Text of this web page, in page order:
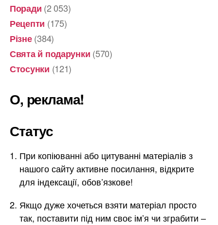
Поради (2 053)
Рецепти (175)
Різне(384)
Свята й подарунки (570)
Стосунки (121)
О, реклама!
Статус
При копіюванні або цитуванні матеріалів з
нашого сайту активне посилання, відкрите
для індексації, обов’язкове!
Якщо дуже хочеться взяти матеріал просто
так, поставити під ним своє ім’я чи зграбити –